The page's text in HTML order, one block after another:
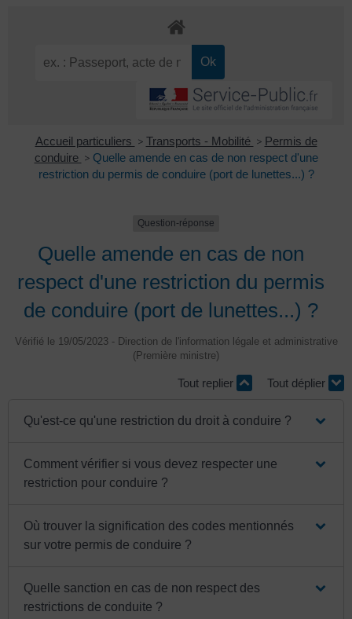
Accueil particuliers > Transports - Mobilité > Permis de
conduire > Quelle amende en cas de non respect d'une
restriction du permis de conduire (port de lunettes...) ?
Question-réponse
Quelle amende en cas de non
respect d'une restriction du permis
de conduire (port de lunettes...) ?
Vérifié le 19/05/2023 - Direction de l'information légale et administrative
(Première ministre)
Tout replier Tout déplier
Qu'est-ce qu'une restriction du droit à conduire ?
Comment vérifier si vous devez respecter une
restriction pour conduire ?
Où trouver la signification des codes mentionnés
sur votre permis de conduire ?
Quelle sanction en cas de non respect des
restrictions de conduite ?